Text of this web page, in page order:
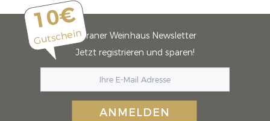
10€
GutscheinMeraner Weinhaus Newsletter
Jetzt registrieren und sparen!
ANMELDEN